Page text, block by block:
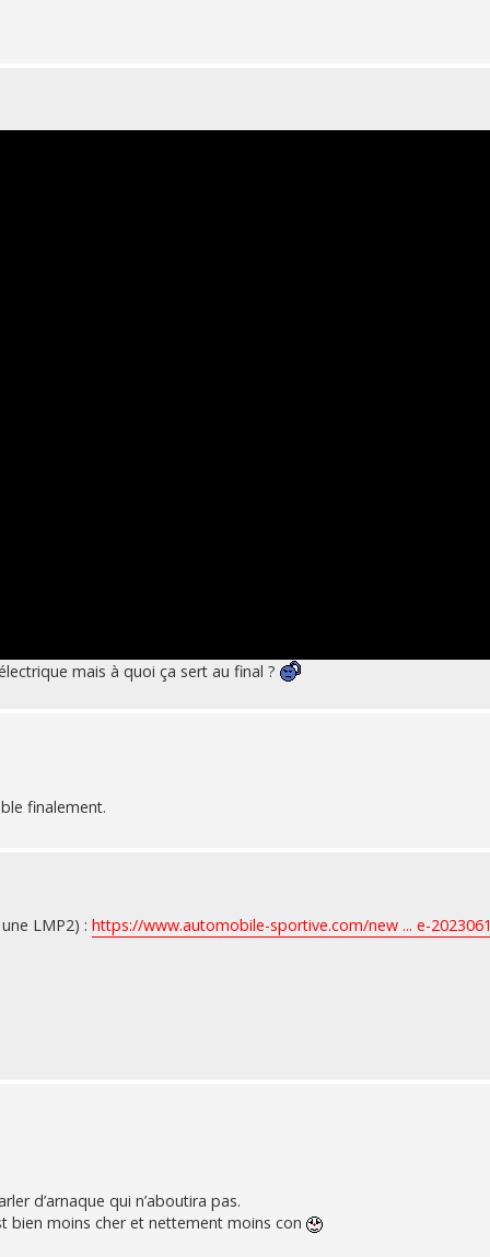
mais à quoi ça sert au final ?
finalement.
LMP2) : https://www.automobile-sportive.com/new ... e-
d’arnaque qui n’aboutira pas.
bien moins cher et nettement moins con